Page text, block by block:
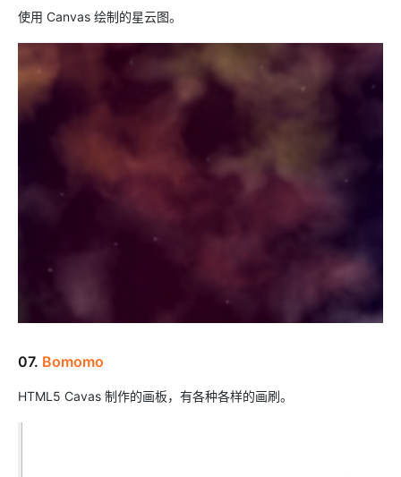
使用 Canvas 绘制的星云图。
07. Bomomo
HTML5 Cavas 制作的画板，有各种各样的画刷。